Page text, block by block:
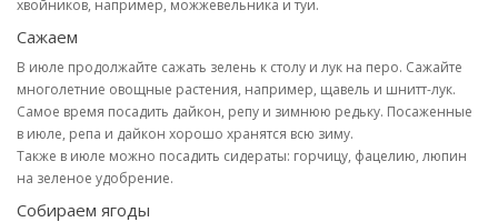
хвойников, например, можжевельника и туи.
Сажаем
В июле продолжайте сажать зелень к столу и лук на перо. Сажайте
многолетние овощные растения, например, щавель и шнитт-лук.
Самое время посадить дайкон, репу и зимнюю редьку. Посаженные
в июле, репа и дайкон хорошо хранятся всю зиму.
Также в июле можно посадить сидераты: горчицу, фацелию, люпин
на зеленое удобрение.
Собираем ягоды